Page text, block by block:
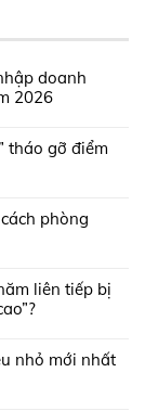
doanh
2026
tháo gỡ điểm
phòng
liên tiếp bị
nhỏ mới nhất